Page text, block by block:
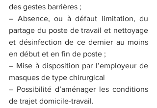
des gestes barrières ;
– Absence, ou à défaut limitation, du
partage du poste de travail et nettoyage
et désinfection de ce dernier au moins
en début et en fin de poste ;
– Mise à disposition par l’employeur de
masques de type chirurgical
– Possibilité d’aménager les conditions
de trajet domicile-travail.